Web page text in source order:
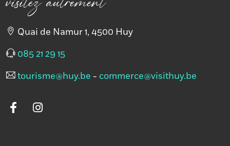
Quai de Namur 1, 4500 Huy
085 21 29 15
tourisme@huy.be